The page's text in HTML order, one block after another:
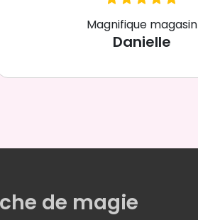
Magnifique magasin
Danielle
de magie